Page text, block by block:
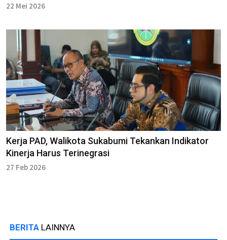
22 Mei 2026
Kerja PAD, Walikota Sukabumi Tekankan Indikator
Kinerja Harus Terinegrasi
27 Feb 2026
BERITA LAINNYA